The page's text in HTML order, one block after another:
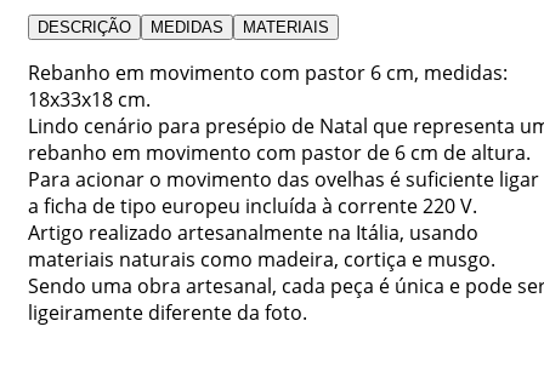
DESCRIÇÃO MEDIDAS MATERIAIS
Rebanho em movimento com pastor 6 cm, medidas:
18x33x18 cm.
Lindo cenário para presépio de Natal que representa
rebanho em movimento com pastor de 6 cm de altura.
Para acionar o movimento das ovelhas é suficiente ligar
a ficha de tipo europeu incluída à corrente 220 V.
Artigo realizado artesanalmente na Itália, usando
materiais naturais como madeira, cortiça e musgo.
Sendo uma obra artesanal, cada peça é única e pode
ligeiramente diferente da foto.